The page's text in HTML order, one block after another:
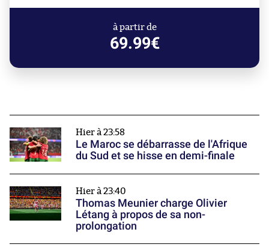
à partir de
69.99€
Hier à 23:58
Le Maroc se débarrasse de l'Afrique
du Sud et se hisse en demi-finale
Hier à 23:40
Thomas Meunier charge Olivier
Létang à propos de sa non-
prolongation